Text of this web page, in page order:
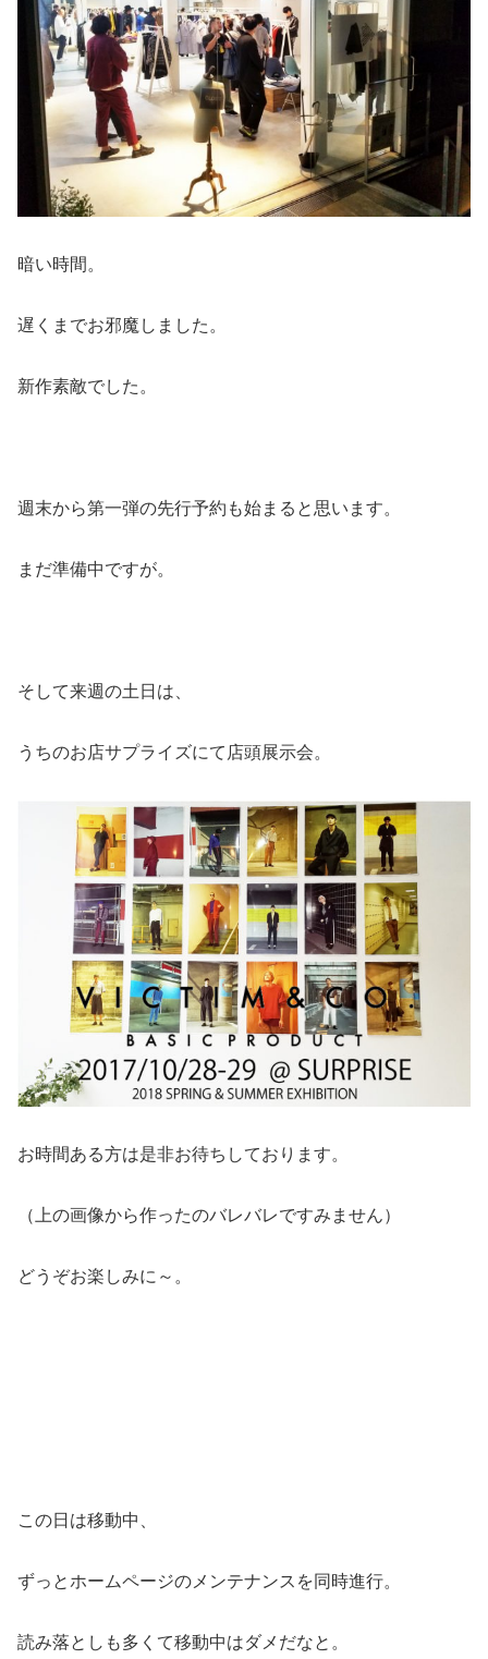
暗い時間。
遅くまでお邪魔しました。
新作素敵でした。
週末から第一弾の先行予約も始まると思います。
まだ準備中ですが。
そして来週の土日は、
うちのお店サプライズにて店頭展示会。
お時間ある方は是非お待ちしております。
（上の画像から作ったのバレバレですみません）
どうぞお楽しみに～。
この日は移動中、
ずっとホームページのメンテナンスを同時進行。
読み落としも多くて移動中はダメだなと。